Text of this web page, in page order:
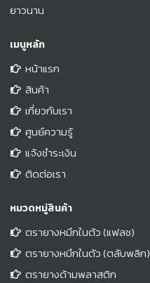
ยาวนาน
เมนูหลัก
หน้าแรก
สินค้า
เกี่ยวกับเรา
ศูนย์ความรู้
แจ้งชำระเงิน
ติดต่อเรา
หมวดหมู่สินค้า
ตรายางหมึกในตัว (แฟลช)
ตรายางหมึกในตัว (ตลับพลิก)
ตรายางด้ามพลาสติก